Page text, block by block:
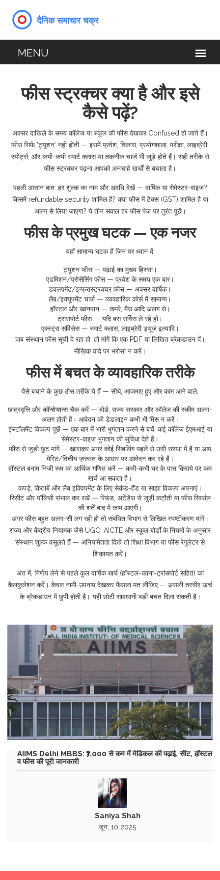
फीस स्ट्रक्चर क्या है और इसे
कैसे पढ़ें?
अक्सर दाखिले के समय कॉलेज या स्कूल की फीस देखकर Confused हो जाते हैं।
फीस सिर्फ 'ट्यूशन' नहीं होती — इसमें प्रवेश, विकास, प्रयोगशाला, परीक्षा, लाइब्रेरी,
स्पोर्ट्स, और कभी-कभी स्मार्ट क्लास या तकनीक चार्ज भी जुड़े होते हैं। सही तरीके से
फीस स्ट्रक्चर पढ़ना आपको अनचाहे खर्चों से बचाता है।
पहली आसान बात: हर शुल्क का नाम और अवधि देखें — वार्षिक या सेमेस्टर-वाइज?
किसमें refundable security शामिल है? क्या फीस में टैक्स (GST) शामिल है या
अलग से लिया जाएगा? ये तीन सवाल हर फीस पेज पर तुरंत पूछें।
फीस के प्रमुख घटक — एक नजर
यहाँ सामान्य घटक हैं जिन पर ध्यान दें:
ट्यूशन फीस — पढ़ाई का मुख्य हिस्सा।
एडमिशन/प्रोसेसिंग फीस — प्रवेश के समय एक बार।
डवलपमेंट/इन्फ्रास्ट्रक्चर फीस — अक्सर वार्षिक।
लैब/इक्यूपमेंट चार्ज — व्यावहारिक कोर्स में सामान्य।
हॉस्टल और खानपान — कमरे, मैस आदि अलग से।
ट्रांसपोर्ट फीस — यदि बस सर्विस ले रहे हों।
एक्स्ट्रा सर्विसेस — स्मार्ट क्लास, लाइब्रेरी ड्यूज़ इत्यादि।
जब संस्थान फीस सूची दे रहा हो, तो मांगें कि एक PDF या लिखित ब्रेकडाउन दें।
मौखिक वादे पर भरोसा न करें।
फीस में बचत के व्यावहारिक तरीके
पैसे बचाने के कुछ ठोस तरीके ये हैं — सीधे, आजमाए हुए और काम आने वाले:
छात्रवृत्ति और कॉन्शेप्शन्स चैक करें — बोर्ड, राज्य सरकार और कॉलेज की स्कीम अलग-
अलग होती हैं। आवेदन की डेडलाइन कभी भी मिस न करें।
इंस्टॉलमेंट विकल्प पूछें — एक बार में भारी भुगतान करने से बचें; कई कॉलेज ईएमआई या
सेमेस्टर-वाइज भुगतान की सुविधा देते हैं।
फीस से जुड़ी छूट मांगें — खासकर अगर कोई सिबलिंग पहले से उसी संस्था में है या आप
मेरिट/वित्तीय ज़रूरत के आधार पर आवेदन कर रहे हैं।
हॉस्टल बनाम निजी रूम का आर्थिक गणित करें — कभी-कभी घर के पास किराये पर कम
खर्च आ सकता है।
कपड़े, किताबें और लैब इक्विपमेंट के लिए सेकंड-हैंड या साझा विकल्प अपनाएं।
रिसीट और पॉलिसी संभाल कर रखें — रिफंड, अटेंडेंस से जुड़ी कटौती या फीस रिवर्सल
की शर्तें बाद में काम आएंगी।
अगर फीस बहुत अलग-सी लग रही हो तो संबंधित विभाग से लिखित स्पष्टीकरण मांगें।
राज्य और केंद्रीय नियामक जैसे UGC, AICTE और स्कूल बोर्डों के नियमों के अनुसार
संस्थान शुल्क वसूलते हैं — अनियमितता दिखे तो शिक्षा विभाग या फीस रेगुलेटर से
शिकायत करें।
अंत में, निर्णय लेने से पहले कुल वार्षिक खर्च (हॉस्टल-खाना-ट्रांसपोर्ट सहित) का
कैलकुलेशन करें। केवल नामी-उपनाम देखकर फैसला मत लीजिए — असली तस्वीर खर्च
के ब्रेकडाउन में छुपी होती है। यही छोटी सावधानी बड़ी बचत दिला सकती है।
AIIMS Delhi MBBS: ₹7,000 से कम में मेडिकल की पढ़ाई, सीट, हॉस्टल
व फीस की पूरी जानकारी
Saniya Shah
जून, 10 2025